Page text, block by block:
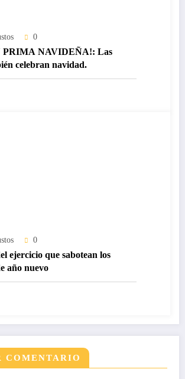
0
PRIMA NAVIDEÑA!: Las
celebran navidad.
0
ejercicio que sabotean los
año nuevo
COMENTARIO